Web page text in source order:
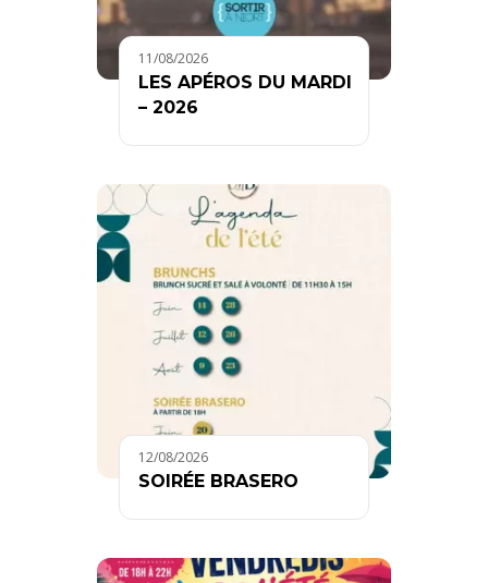
11/08/2026
LES APÉROS DU MARDI
– 2026
12/08/2026
SOIRÉE BRASERO